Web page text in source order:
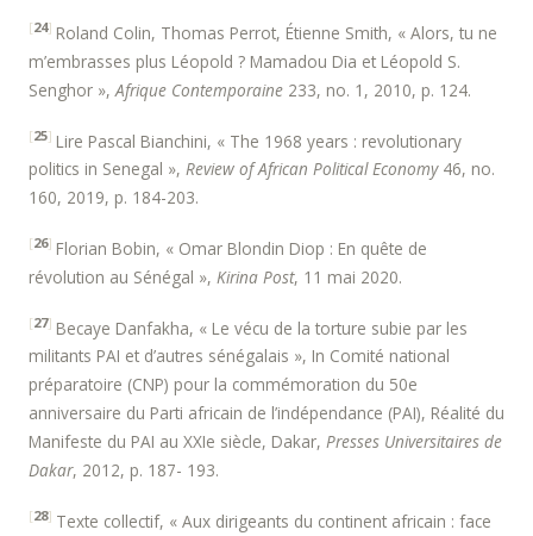
[24] Roland Colin, Thomas Perrot, Étienne Smith, « Alors, tu ne
m’embrasses plus Léopold ? Mamadou Dia et Léopold S.
Senghor », Afrique Contemporaine 233, no. 1, 2010, p. 124.
[25] Lire Pascal Bianchini, « The 1968 years : revolutionary
politics in Senegal », Review of African Political Economy46, no.
160, 2019, p. 184­-203.
[26] Florian Bobin, « Omar Blondin Diop : En quête de
révolution au Sénégal », Kirina Post, 11 mai 2020.
[27] Becaye Danfakha, « Le vécu de la torture subie par les
militants PAI et d’autres sénégalais », In Comité national
préparatoire (CNP) pour la commémoration du 50e
anniversaire du Parti africain de l’indépendance (PAI), Réalité du
Manifeste du PAI au XXIe siècle, Dakar, Presses Universitaires de
Dakar, 2012, p. 187­- 193.
[28] Texte collectif, « Aux dirigeants du continent africain : face